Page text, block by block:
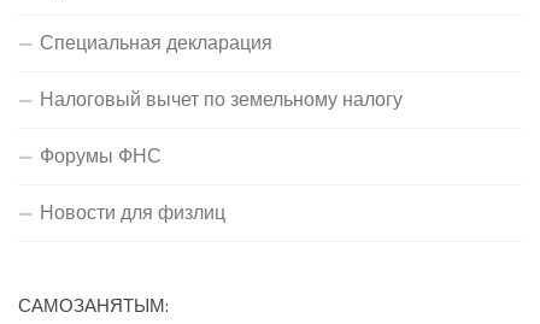
Специальная декларация
Налоговый вычет по земельному налогу
Форумы ФНС
Новости для физлиц
САМОЗАНЯТЫМ: